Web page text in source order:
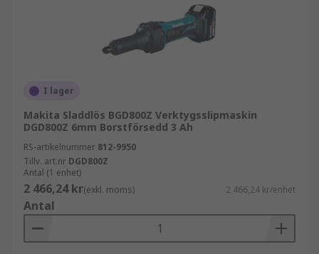
I lager
Makita Sladdlös BGD800Z Verktygsslipmaskin
DGD800Z 6mm Borstförsedd 3 Ah
RS-artikelnummer 812-9950
Tillv. art.nr DGD800Z
Antal (1 enhet)
2 466,24 kr(exkl. moms) 2 466,24 kr/enhet
Antal